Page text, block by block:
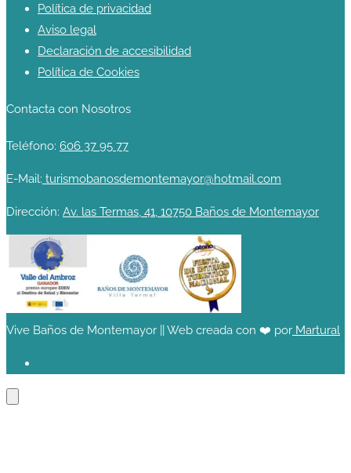
Política de privacidad
Aviso legal
Declaración de accesibilidad
Política de Cookies
Contacta con Nosotros
Teléfono: 606 37 95 77
E-Mail: turismobanosdemontemayor@hotmail.com
Dirección: Av. las Termas, 41, 10750 Baños de Montemayor
Vive Baños de Montemayor || Web creada con ❤️ por Martural